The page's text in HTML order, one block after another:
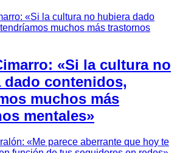
«Si la cultura no
dado contenidos,
muchos más
mentales»